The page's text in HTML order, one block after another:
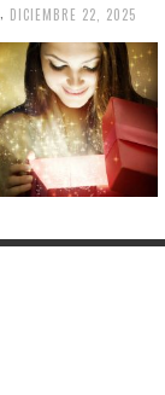
DICIEMBRE 22, 2025